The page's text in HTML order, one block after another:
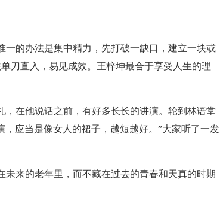
的办法是集中精力，先打破一缺口，建立一块或
刀直入，易见成效。王梓坤最合于享受人生的理
在他说话之前，有好多长长的讲演。轮到林语堂
应当是像女人的裙子，越短越好。”大家听了一发
来的老年里，而不藏在过去的青春和天真的时期